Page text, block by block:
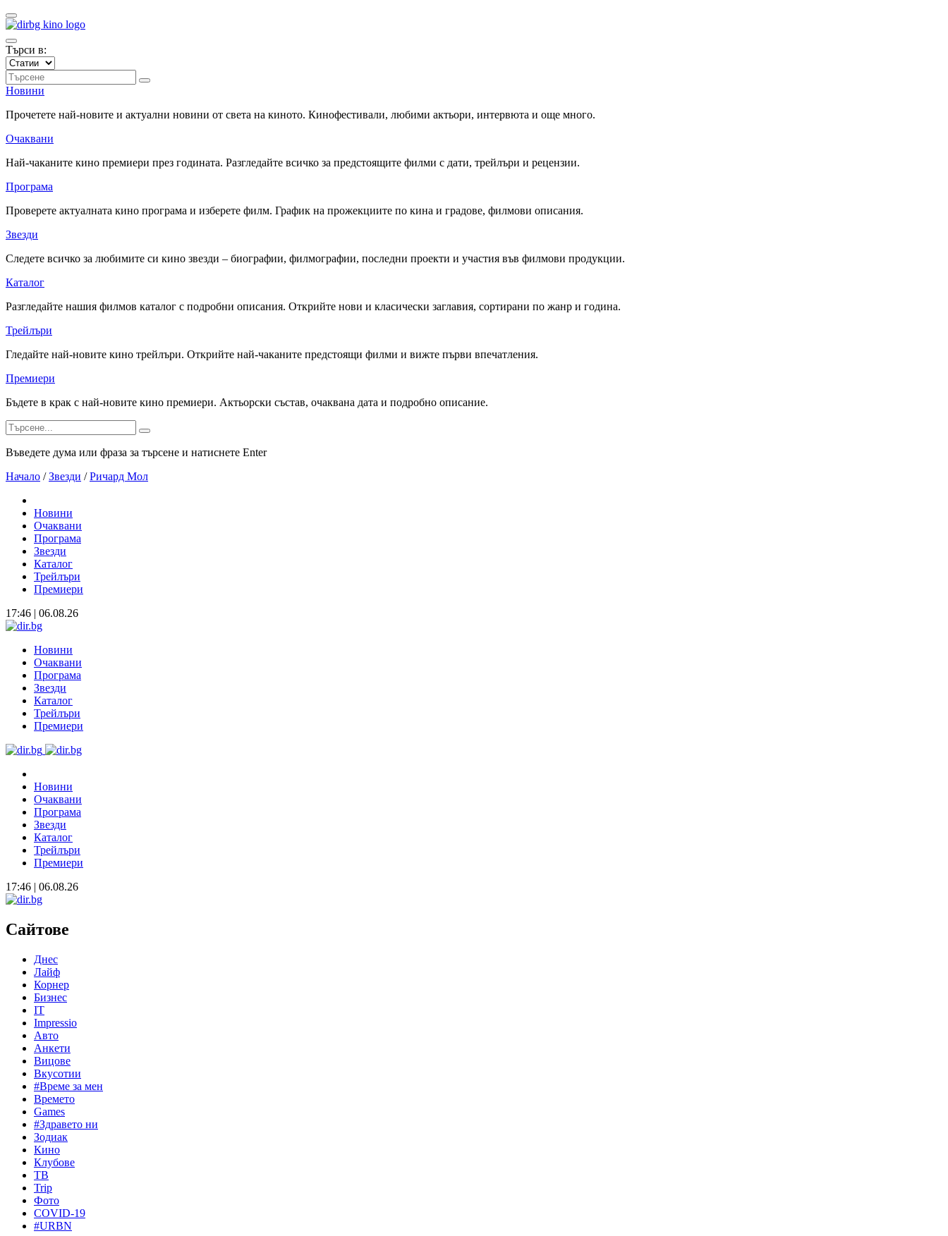
Търси в:
Новини
Прочетете най-новите и актуални новини от света на киното. Кинофестивали, любими актьори, интервюта и още много.
Очаквани
Най-чаканите кино премиери през годината. Разгледайте всичко за предстоящите филми с дати, трейлъри и рецензии.
Програма
Проверете актуалната кино програма и изберете филм. График на прожекциите по кина и градове, филмови описания.
Звезди
Следете всичко за любимите си кино звезди – биографии, филмографии, последни проекти и участия във филмови продукции.
Каталог
Разгледайте нашия филмов каталог с подробни описания. Открийте нови и класически заглавия, сортирани по жанр и година.
Трейлъри
Гледайте най-новите кино трейлъри. Открийте най-чаканите предстоящи филми и вижте първи впечатления.
Премиери
Бъдете в крак с най-новите кино премиери. Актьорски състав, очаквана дата и подробно описание.
Въведете дума или фраза за търсене и натиснете Enter
Начало / Звезди / Ричард Мол
Новини
Очаквани
Програма
Звезди
Каталог
Трейлъри
Премиери
17:46 | 06.08.26
Новини
Очаквани
Програма
Звезди
Каталог
Трейлъри
Премиери
Новини
Очаквани
Програма
Звезди
Каталог
Трейлъри
Премиери
17:46 | 06.08.26
Сайтове
Днес
Лайф
Корнер
Бизнес
IT
Impressio
Авто
Анкети
Вицове
Вкусотии
#Време за мен
Времето
Games
#Здравето ни
Зодиак
Кино
Клубове
ТВ
Trip
Фото
COVID-19
#URBN